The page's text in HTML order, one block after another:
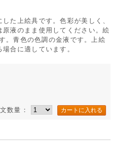
た上絵具です。色彩が美しく、
液のまま使用してください。絵
。青色の色調の金液です。上絵
合に適しています。
数量：